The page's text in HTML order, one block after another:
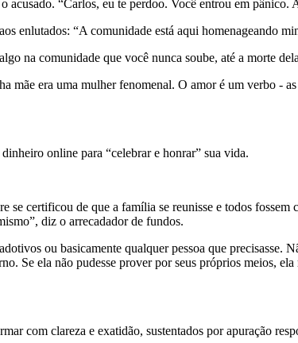
acusado. “Carlos, eu te perdoo. Você entrou em
enlutados: “A comunidade está aqui homenageando
na comunidade que você nunca soube, até a morte
era uma mulher fenomenal. O amor é um verbo -
online para “celebrar e honrar” sua vida.
se certificou de que a família se reunisse e todos
diz o arrecadador de fundos.
ou basicamente qualquer pessoa que precisasse.
Se ela não pudesse prover por seus próprios meios,
com clareza e exatidão, sustentados por apuração